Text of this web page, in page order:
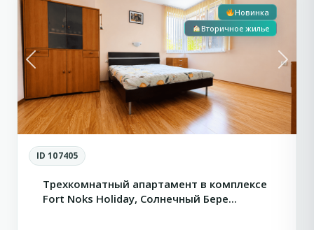
Previous Next
Новинка
Вторичное жилье
ID 107405
Трехкомнатный апартамент в комплексе
Fort Noks Holiday, Солнечный Бере...